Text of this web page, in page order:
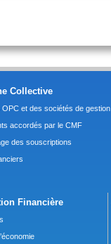
Collective
OPC et des sociétés de gestion
accordés par le CMF
des souscriptions
Financière